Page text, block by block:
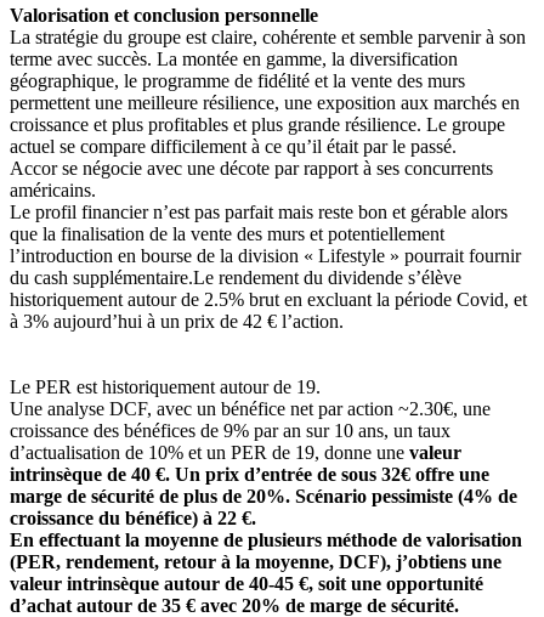
Valorisation et conclusion personnelle
La stratégie du groupe est claire, cohérente et semble parvenir à son
terme avec succès. La montée en gamme, la diversification
géographique, le programme de fidélité et la vente des murs
permettent une meilleure résilience, une exposition aux marchés en
croissance et plus profitables et plus grande résilience. Le groupe
actuel se compare difficilement à ce qu’il était par le passé.
Accor se négocie avec une décote par rapport à ses concurrents
américains.
Le profil financier n’est pas parfait mais reste bon et gérable alors
que la finalisation de la vente des murs et potentiellement
l’introduction en bourse de la division « Lifestyle » pourrait fournir
du cash supplémentaire.Le rendement du dividende s’élève
historiquement autour de 2.5% brut en excluant la période Covid, et
à 3% aujourd’hui à un prix de 42 € l’action.
Le PER est historiquement autour de 19.
Une analyse DCF, avec un bénéfice net par action ~2.30€, une
croissance des bénéfices de 9% par an sur 10 ans, un taux
d’actualisation de 10% et un PER de 19, donne une valeur
intrinsèque de 40 €. Un prix d’entrée de sous 32€ offre une
marge de sécurité de plus de 20%. Scénario pessimiste (4% de
croissance du bénéfice) à 22 €.
En effectuant la moyenne de plusieurs méthode de valorisation
(PER, rendement, retour à la moyenne, DCF), j’obtiens une
valeur intrinsèque autour de 40-45 €, soit une opportunité
d’achat autour de 35 € avec 20% de marge de sécurité.